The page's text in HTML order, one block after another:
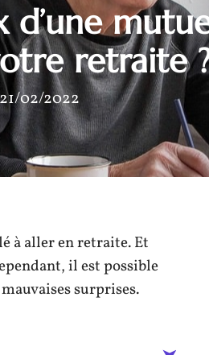
d’une
retraite
21/02/2022
à aller en retraite. Et
il est possible
surprises.